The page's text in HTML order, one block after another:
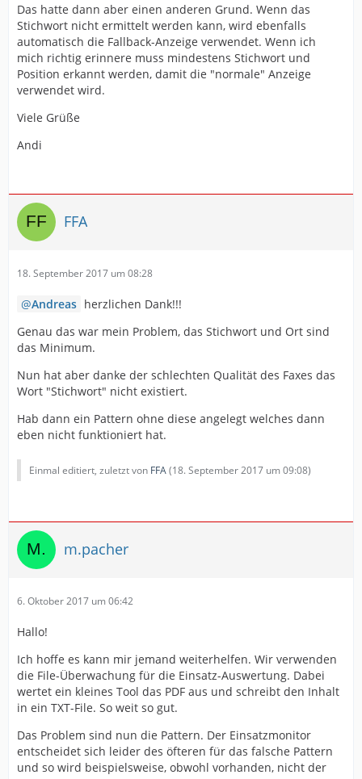
Das hatte dann aber einen anderen Grund. Wenn das
Stichwort nicht ermittelt werden kann, wird ebenfalls
automatisch die Fallback-Anzeige verwendet. Wenn ich
mich richtig erinnere muss mindestens Stichwort und
Position erkannt werden, damit die "normale" Anzeige
verwendet wird.
Viele Grüße
Andi
FFA
18. September 2017 um 08:28
Andreas herzlichen Dank!!!
Genau das war mein Problem, das Stichwort und Ort sind
das Minimum.
Nun hat aber danke der schlechten Qualität des Faxes das
Wort "Stichwort" nicht existiert.
Hab dann ein Pattern ohne diese angelegt welches dann
eben nicht funktioniert hat.
Einmal editiert, zuletzt von FFA(18. September 2017 um 09:08)
m.pacher
6. Oktober 2017 um 06:42
Hallo!
Ich hoffe es kann mir jemand weiterhelfen. Wir verwenden
die File-Überwachung für die Einsatz-Auswertung. Dabei
wertet ein kleines Tool das PDF aus und schreibt den Inhalt
in ein TXT-File. So weit so gut.
Das Problem sind nun die Pattern. Der Einsatzmonitor
entscheidet sich leider des öfteren für das falsche Pattern
und so wird beispielsweise, obwohl vorhanden, nicht der